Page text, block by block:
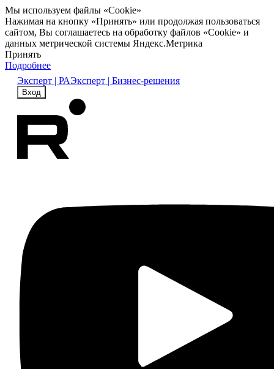
Мы используем файлы «Cookie»
Нажимая на кнопку «Принять» или продолжая пользоваться
сайтом, Вы соглашаетесь на обработку файлов «Cookie» и
данных метрической системы Яндекс.Метрика
Принять
Подробнее
Эксперт | РАЭксперт | Бизнес-решения
Вход